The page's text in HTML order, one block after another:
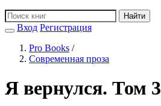
Найти
Вход Регистрация
Pro Books /
Современная проза
Я вернулся. Том 3